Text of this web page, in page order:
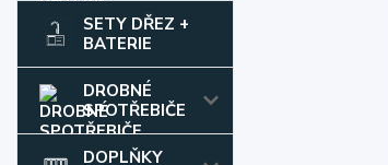
SETY DŘEZ +
BATERIE
DROBNÉ
SPOTŘEBIČE
DOPLŇKY